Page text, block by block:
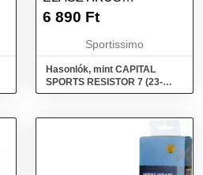
GUMISZALAG, ZÖLD,
6 890 Ft
Sportissimo
Hasonlók, mint CAPITAL
SPORTS RESISTOR 7 (23-
54kg) Elasztikus gumiszalag,